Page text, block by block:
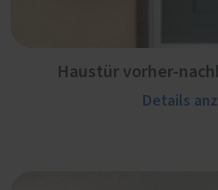
Haustür vorher-
Details